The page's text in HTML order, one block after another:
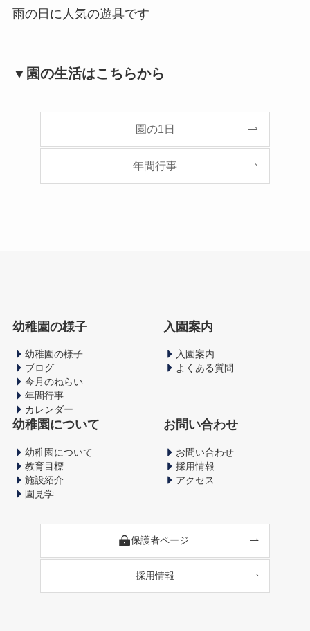
雨の日に人気の遊具です
▼園の生活はこちらから
園の1日
年間行事
幼稚園の様子
幼稚園の様子
ブログ
今月のねらい
年間行事
カレンダー
入園案内
入園案内
よくある質問
幼稚園について
幼稚園について
教育目標
施設紹介
園見学
お問い合わせ
お問い合わせ
採用情報
アクセス
保護者ページ
採用情報